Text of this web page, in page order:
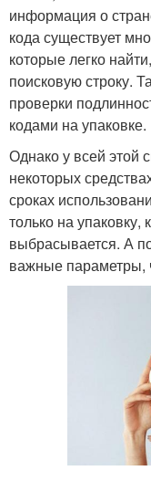
информация о
кода существует
которые легко
поисковую строку.
проверки
кодами на упаковке.
Однако у всей этой
некоторых
сроках
только на упаковку,
выбрасывается. А
важные параметры,